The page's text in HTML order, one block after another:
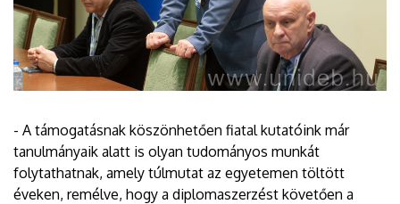
- A támogatásnak köszönhetően fiatal kutatóink már
tanulmányaik alatt is olyan tudományos munkát
folytathatnak, amely túlmutat az egyetemen töltött
éveken, remélve, hogy a diplomaszerzést követően a